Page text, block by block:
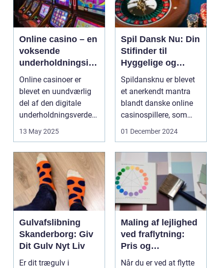
Online casino – en
voksende
underholdningsind
ustri
Online casinoer er
blevet en uundværlig
del af den digitale
underholdningsverden.
Med den stad...
13 May 2025
Spil Dansk Nu: Din
Stifinder til
Hyggelige og
Underholdende
Online Casinoer
Spildansknu er blevet
et anerkendt mantra
blandt danske online
casinospillere, som
søger unde...
01 December 2024
Gulvafslibning
Skanderborg: Giv
Dit Gulv Nyt Liv
Er dit trægulv i
Maling af lejlighed
ved fraflytning:
Pris og
overvejelser
Når du er ved at flytte